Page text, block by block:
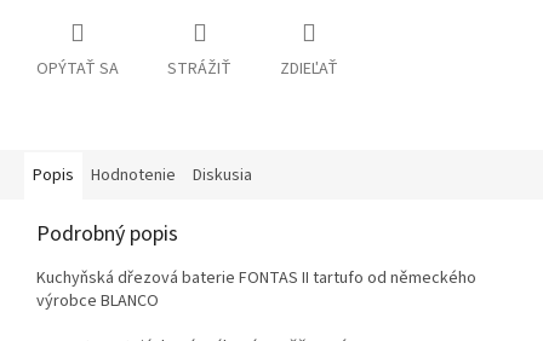
OPÝTAŤ SA STRÁŽIŤ ZDIEĽAŤ
Popis Hodnotenie Diskusia
Podrobný popis
Kuchyňská dřezová baterie FONTAS II tartufo od německého
výrobce BLANCO